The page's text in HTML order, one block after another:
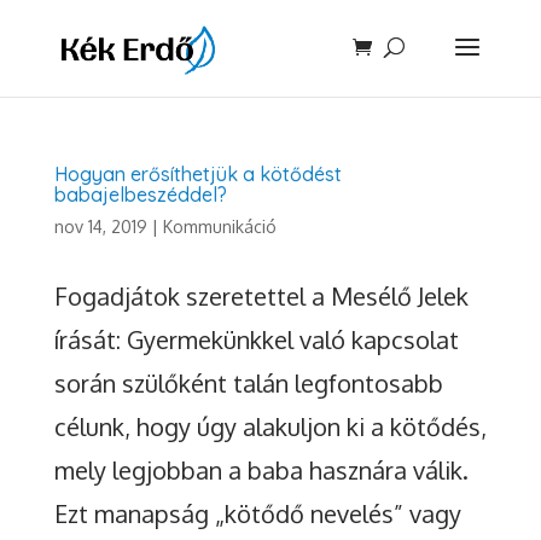
Hogyan erősíthetjük a kötődést
babajelbeszéddel?
nov 14, 2019 | Kommunikáció
Fogadjátok szeretettel a Mesélő Jelek
írását: Gyermekünkkel való kapcsolat
során szülőként talán legfontosabb
célunk, hogy úgy alakuljon ki a kötődés,
mely legjobban a baba hasznára válik.
Ezt manapság „kötődő nevelés” vagy